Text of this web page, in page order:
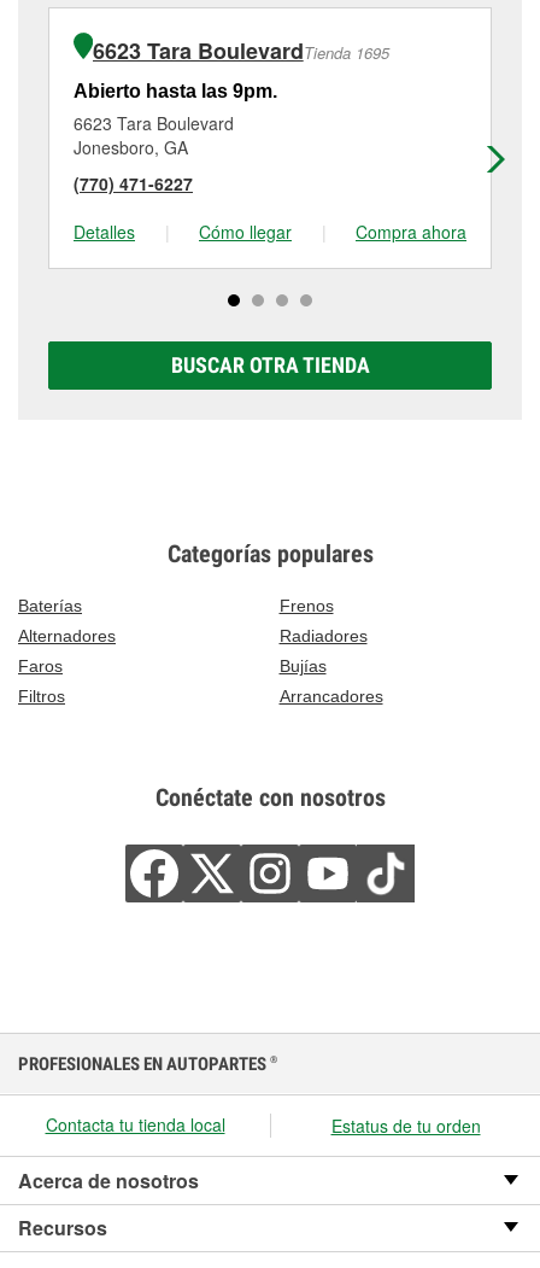
6623 Tara BoulevardTienda 1695
Abierto hasta las 9pm.
6623 Tara Boulevard
Jonesboro, GA
(770) 471-6227
Detalles
| Cómo llegar | Compra ahora
BUSCAR OTRA TIENDA
Categorías populares
Baterías
Frenos
Alternadores
Radiadores
Faros
Bujías
Filtros
Arrancadores
Conéctate con nosotros
PROFESIONALES EN AUTOPARTES ®
Contacta tu tienda local Estatus de tu orden
Acerca de nosotros
Recursos